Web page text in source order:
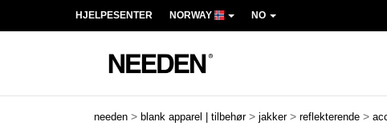
HJELPESENTER NORWAY NO
needen > blank apparel | tilbehør > jakker > reflekterende >